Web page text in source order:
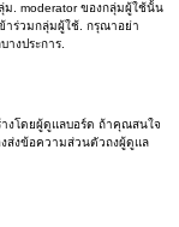
. moderator ของกลุ่มผู้ใช้นั้น
าร่วมกลุ่มผู้ใช้. กรุณาอย่า
งประการ.
งโดยผู้ดูแลบอร์ด ถ้าคุณสนใจ
ส่งข้อความส่วนตัวถงผู้ดูแล